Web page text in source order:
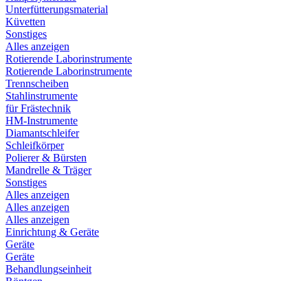
Unterfütterungsmaterial
Küvetten
Sonstiges
Alles anzeigen
Rotierende Laborinstrumente
Rotierende Laborinstrumente
Trennscheiben
Stahlinstrumente
für Frästechnik
HM-Instrumente
Diamantschleifer
Schleifkörper
Polierer & Bürsten
Mandrelle & Träger
Sonstiges
Alles anzeigen
Alles anzeigen
Alles anzeigen
Einrichtung & Geräte
Geräte
Geräte
Behandlungseinheit